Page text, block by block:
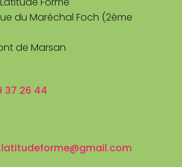
du Maréchal Foch (2ème
de Marsan
37 26 44